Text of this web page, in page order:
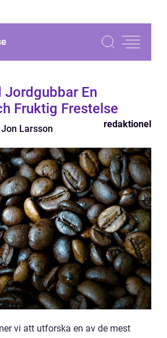
Jordgubbar En
Fruktig Frestelse
Jon Larsson redaktionel
vi att utforska en av de mest